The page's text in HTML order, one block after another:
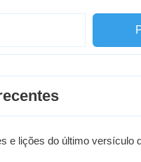
e lições do último versículo